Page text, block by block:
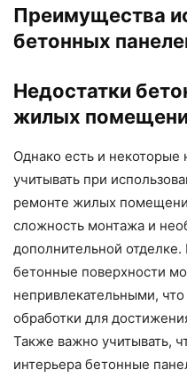
Преимущества
бетонных
Недостатки
жилых
Однако есть и
учитывать при
ремонте жилых
сложность монтажа и
дополнительной
бетонные поверхности
непривлекательными,
обработки для
Также важно учитывать,
интерьера бетонные